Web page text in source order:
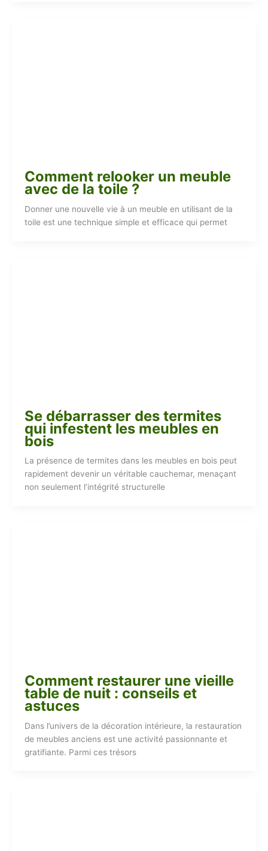
Comment relooker un meuble
avec de la toile ?
Donner une nouvelle vie à un meuble en utilisant de la
toile est une technique simple et efficace qui permet
Se débarrasser des termites
qui infestent les meubles en
bois
La présence de termites dans les meubles en bois peut
rapidement devenir un véritable cauchemar, menaçant
non seulement l’intégrité structurelle
Comment restaurer une vieille
table de nuit : conseils et
astuces
Dans l’univers de la décoration intérieure, la restauration
de meubles anciens est une activité passionnante et
gratifiante. Parmi ces trésors